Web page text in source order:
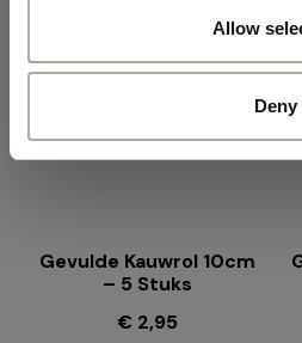
Allow
Deny
Gevulde Kauwrol 10cm
– 5 Stuks
€ 2,95